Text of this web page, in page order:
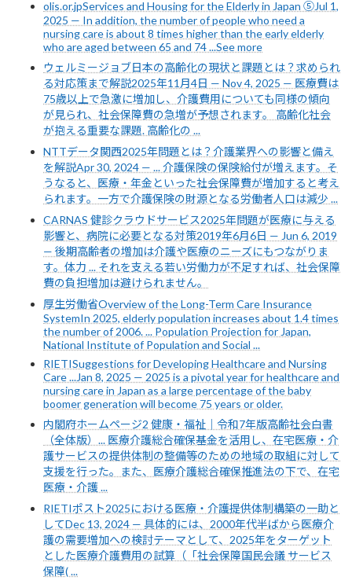
olis.or.jpServices and Housing for the Elderly in Japan ⑤Jul 1,
2025 — In addition, the number of people who need a
nursing care is about 8 times higher than the early elderly
who are aged between 65 and 74 ...See more
ウェルミージョブ日本の高齢化の現状と課題とは？求められ
る対応策まで解説2025年11月4日 — Nov 4, 2025 — 医療費は
75歳以上で急激に増加し、介護費用についても同様の傾向
が見られ、社会保障費の急増が予想されます。 高齢化社会
が抱える重要な課題. 高齢化の ...
NTTデータ関西2025年問題とは？介護業界への影響と備え
を解説Apr 30, 2024 — ... 介護保険の保険給付が増えます。そ
うなると、医療・年金といった社会保障費が増加すると考え
られます。一方で介護保険の財源となる労働者人口は減少 ...
CARNAS 健診クラウドサービス2025年問題が医療に与える
影響と、病院に必要となる対策2019年6月6日 — Jun 6, 2019
— 後期高齢者の増加は介護や医療のニーズにもつながりま
す。体力 ... それを支える若い労働力が不足すれば、社会保障
費の負担増加は避けられません。
厚生労働省Overview of the Long-Term Care Insurance
SystemIn 2025, elderly population increases about 1.4 times
the number of 2006. ... Population Projection for Japan,
National Institute of Population and Social ...
RIETISuggestions for Developing Healthcare and Nursing
Care ...Jan 8, 2025 — 2025 is a pivotal year for healthcare and
nursing care in Japan as a large percentage of the baby
boomer generation will become 75 years or older.
内閣府ホームページ2 健康・福祉｜令和7年版高齢社会白書
（全体版）... 医療介護総合確保基金を活用し、在宅医療・介
護サービスの提供体制の整備等のための地域の取組に対して
支援を行った。また、医療介護総合確保推進法の下で、在宅
医療・介護 ...
RIETIポスト2025における医療・介護提供体制構築の一助と
してDec 13, 2024 — 具体的には、2000年代半ばから医療介
護の需要増加への検討テーマとして、2025年をターゲット
とした医療介護費用の試算（「社会保障国民会議 サービス
保障( ...